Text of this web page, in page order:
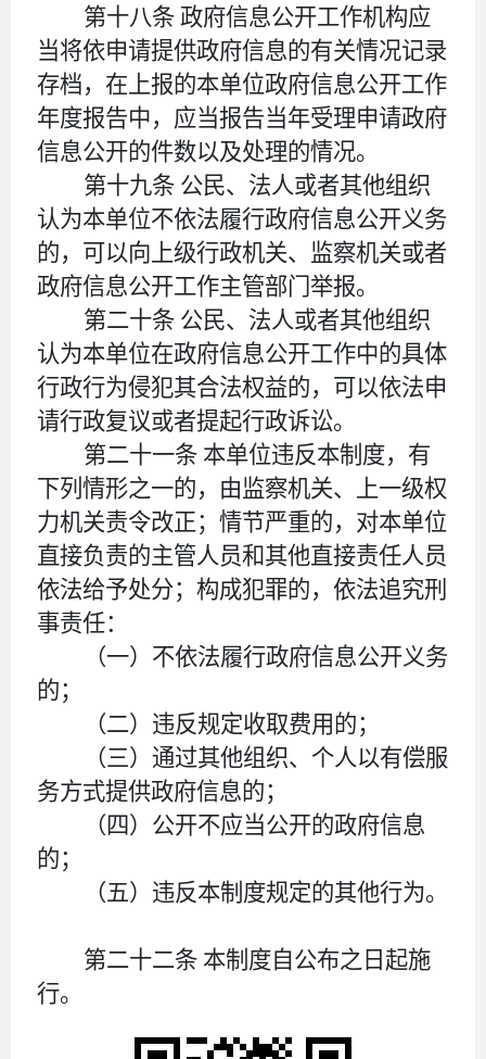
第十八条 政府信息公开工作机构应
当将依申请提供政府信息的有关情况记录
存档，在上报的本单位政府信息公开工作
年度报告中，应当报告当年受理申请政府
信息公开的件数以及处理的情况。
第十九条 公民、法人或者其他组织
认为本单位不依法履行政府信息公开义务
的，可以向上级行政机关、监察机关或者
政府信息公开工作主管部门举报。
第二十条 公民、法人或者其他组织
认为本单位在政府信息公开工作中的具体
行政行为侵犯其合法权益的，可以依法申
请行政复议或者提起行政诉讼。
第二十一条 本单位违反本制度，有
下列情形之一的，由监察机关、上一级权
力机关责令改正；情节严重的，对本单位
直接负责的主管人员和其他直接责任人员
依法给予处分；构成犯罪的，依法追究刑
事责任：
（一）不依法履行政府信息公开义务
的；
（二）违反规定收取费用的；
（三）通过其他组织、个人以有偿服
务方式提供政府信息的；
（四）公开不应当公开的政府信息
的；
（五）违反本制度规定的其他行为。
第二十二条 本制度自公布之日起施
行。